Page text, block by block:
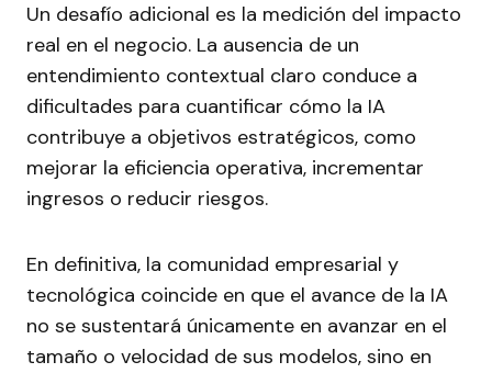
Un desafío adicional es la medición del impacto
real en el negocio. La ausencia de un
entendimiento contextual claro conduce a
dificultades para cuantificar cómo la IA
contribuye a objetivos estratégicos, como
mejorar la eficiencia operativa, incrementar
ingresos o reducir riesgos.
En definitiva, la comunidad empresarial y
tecnológica coincide en que el avance de la IA
no se sustentará únicamente en avanzar en el
tamaño o velocidad de sus modelos, sino en